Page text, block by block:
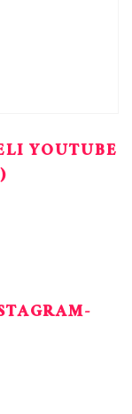
YOUTUBE